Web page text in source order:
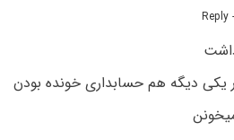
-
یکی دیگه هم حسابداری خونده بودن